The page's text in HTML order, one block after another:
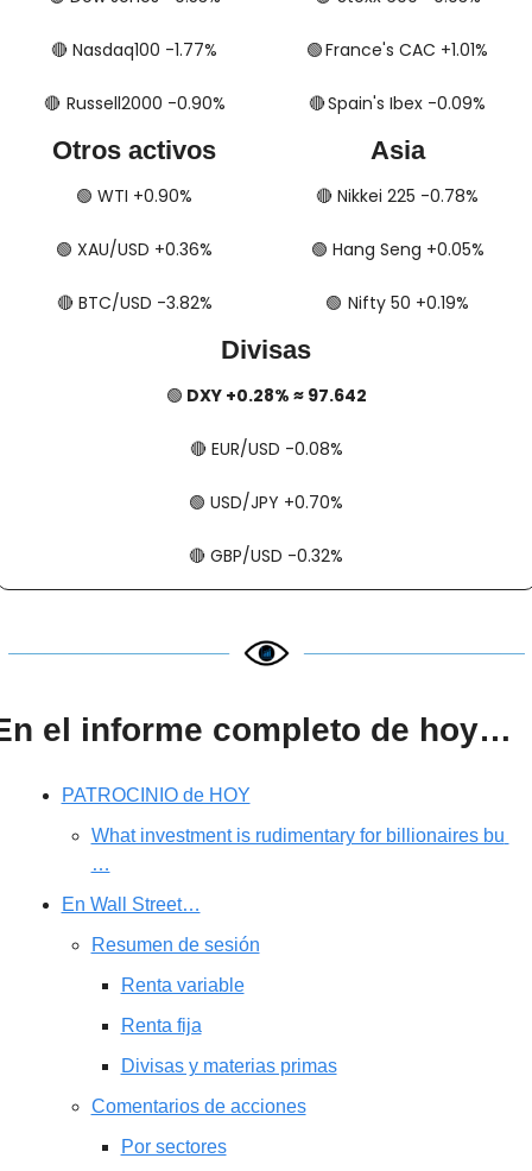
🔴 ​​​​ Nasdaq100 -1.77%
🔴​​​  Russell2000 -0.90%
Otros activos
🟢 ​​​​ WTI +0.90%
🟢 ​​​​ XAU/USD +0.36%
🔴​​​​ BTC/USD -3.82%
🟢​​​​  France's CAC +1.01%
🔴​​​​​​​​  Spain's Ibex -0.09%
Asia
🔴 ​​​​ Nikkei 225 -0.78%
🟢 ​​​​ Hang Seng +0.05%
🟢 ​​​  Nifty 50 +0.19%
Divisas
🟢 DXY +0.28% ≈ 97.642
🔴​​​​ EUR/USD -0.08%
🟢 ​​​​ USD/JPY +0.70%
🔴 ​​​​ GBP/USD -0.32%
el informe completo de hoy…
PATROCINIO de HOY
What investment is rudimentary for billionaires bu
…
En Wall Street…
Resumen de sesión
Renta variable
Renta fija
Divisas y materias primas
Comentarios de acciones
Por sectores